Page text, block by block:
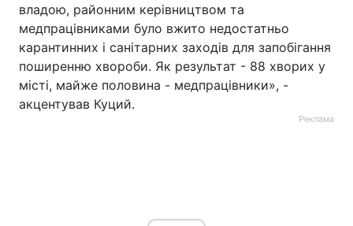
владою, районним керівництвом та
медпрацівниками було вжито недостатньо
карантинних і санітарних заходів для запобігання
поширенню хвороби. Як результат - 88 хворих у
місті, майже половина - медпрацівники», -
акцентував Куций.
Реклама